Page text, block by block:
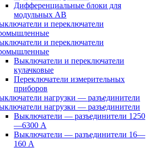
Дифференциальные блоки для
модульных АВ
и переключатели
и переключатели
Выключатели и переключатели
кулачковые
Переключатели измерительных
приборов
нагрузки — разъединители
нагрузки — разъединители
Выключатели — разъединители 1250
—6300 А
Выключатели — разъединители 16—
160 А